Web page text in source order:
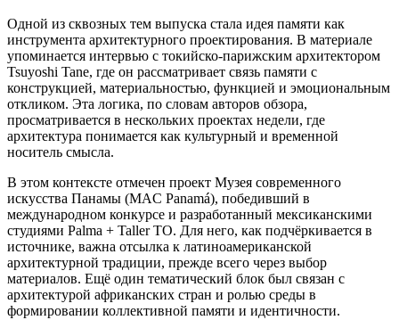
Одной из сквозных тем выпуска стала идея памяти как
инструмента архитектурного проектирования. В материале
упоминается интервью с токийско-парижским архитектором
Tsuyoshi Tane, где он рассматривает связь памяти с
конструкцией, материальностью, функцией и эмоциональным
откликом. Эта логика, по словам авторов обзора,
просматривается в нескольких проектах недели, где
архитектура понимается как культурный и временной
носитель смысла.
В этом контексте отмечен проект Музея современного
искусства Панамы (MAC Panamá), победивший в
международном конкурсе и разработанный мексиканскими
студиями Palma + Taller TO. Для него, как подчёркивается в
источнике, важна отсылка к латиноамериканской
архитектурной традиции, прежде всего через выбор
материалов. Ещё один тематический блок был связан с
архитектурой африканских стран и ролью среды в
формировании коллективной памяти и идентичности.